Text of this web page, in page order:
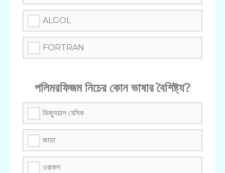
ALGOL
FORTRAN
পলিমরফিজম নিচের কোন ভাষার বৈশিষ্ট্য?
ভিজ্যুয়াল বেসিক
জাভা
ওরাকল